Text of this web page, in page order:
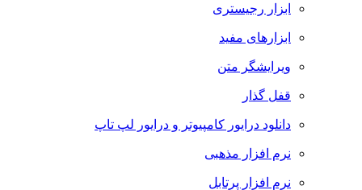
ابزار رجیستری
ابزارهای مفید
ویرایشگر متن
قفل گذار
دانلود درایور کامپیوتر و درایور لپ تاپ
نرم افزار مذهبی
نرم افزار پرتابل